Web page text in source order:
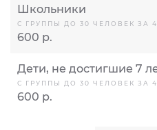
Школьники
С ГРУППЫ ДО 30 ЧЕЛОВЕК ЗА
600 р.
Дети, не достигшие 7
С ГРУППЫ ДО 30 ЧЕЛОВЕК ЗА
600 р.